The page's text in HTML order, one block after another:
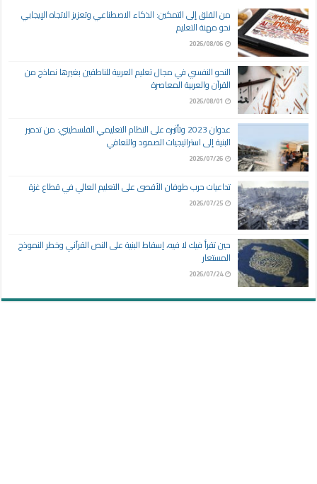
من القلق إلى التمكين: الذكاء الاصطناعي وتعزيز الاتجاه الإيجابي
نحو مهنة التعليم
2026/08/06
النحو النفسي في مجال تعليم العربية للناطقين بغيرها نماذج من
القرآن والعربية المعاصرة
2026/08/01
عدوان 2023 وتأثيره على النظام التعليمي الفلسطيني: من تدمير
البنية إلى استراتيجيات الصمود والتعافي
2026/07/26
تداعيات حرب طوفان الأقصى على التعليم العالي في قطاع غزة
2026/07/25
حين تقرأ فيك لا فيه، إسقاط البنية على النص القرآني وخطر النموذج
المستعار
2026/07/24